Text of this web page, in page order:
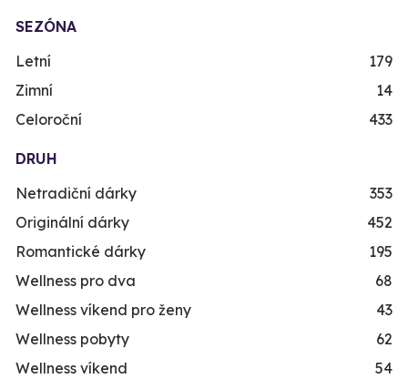
SEZÓNA
Letní
179
Zimní
14
Celoroční
433
DRUH
Netradiční dárky
353
Originální dárky
452
Romantické dárky
195
Wellness pro dva
68
Wellness víkend pro ženy
43
Wellness pobyty
62
Wellness víkend
54